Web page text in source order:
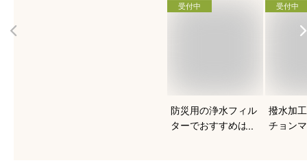
受付中
防災用の浄水フィル
ターでおすすめは？
受付中
撥水加
チョン